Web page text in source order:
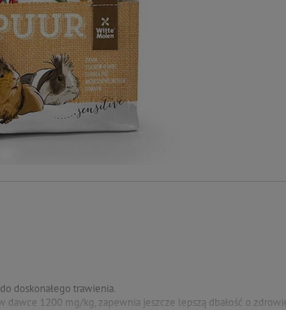
doskonałego trawienia.
1200 mg/kg, zapewnia jeszcze lepszą dbałość o